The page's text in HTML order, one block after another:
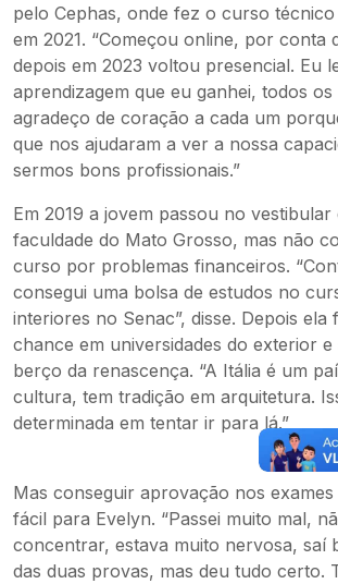
pelo Cephas, onde fez o curso técnico
em 2021. “Começou online, por conta
depois em 2023 voltou presencial. Eu
aprendizagem que eu ganhei, todos
agradeço de coração a cada um
que nos ajudaram a ver a nossa
sermos bons profissionais.”
Em 2019 a jovem passou no vestibular
faculdade do Mato Grosso, mas não
curso por problemas financeiros.
consegui uma bolsa de estudos no
interiores no Senac”, disse. Depois ela
chance em universidades do exterior e
berço da renascença. “A Itália é um
cultura, tem tradição em arquitetura.
determinada em tentar ir para lá.”
Mas conseguir aprovação nos
fácil para Evelyn. “Passei muito mal,
concentrar, estava muito nervosa, saí
das duas provas, mas deu tudo certo.